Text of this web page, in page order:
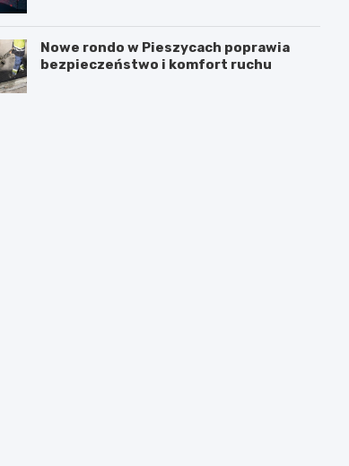
Nowe rondo w Pieszycach poprawia
bezpieczeństwo i komfort ruchu